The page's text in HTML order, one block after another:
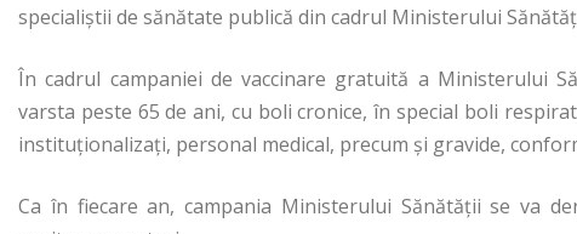
specialiştii de sănătate publică din cadrul Ministerului
În cadrul campaniei de vaccinare gratuită a Ministerului
varsta peste 65 de ani, cu boli cronice, în special boli
instituţionalizaţi, personal medical, precum şi gravide,
Ca în fiecare an, campania Ministerului Sănătăţii se va